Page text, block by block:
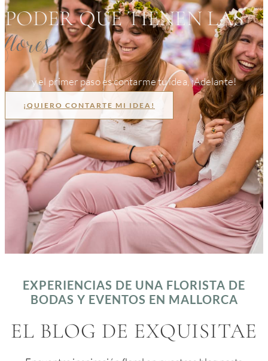
PODER QUE TIENEN LAS
flores
y el primer paso es contarme tu idea, ¡Adelante!
¡QUIERO CONTARTE MI IDEA!
EXPERIENCIAS DE UNA FLORISTA DE
BODAS Y EVENTOS EN MALLORCA
EL BLOG DE EXQUISITAE